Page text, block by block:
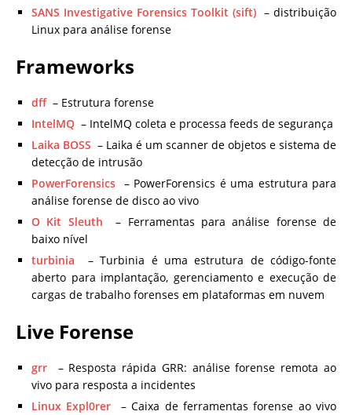
SANS Investigative Forensics Toolkit (sift) – distribuição
Linux para análise forense
Frameworks
dff– Estrutura forense
IntelMQ – IntelMQ coleta e processa feeds de segurança
Laika BOSS – Laika é um scanner de objetos e sistema de
detecção de intrusão
PowerForensics – PowerForensics é uma estrutura para
análise forense de disco ao vivo
O Kit Sleuth – Ferramentas para análise forense de
baixo nível
turbinia – Turbinia é uma estrutura de código-fonte
aberto para implantação, gerenciamento e execução de
cargas de trabalho forenses em plataformas em nuvem
Live Forense
grr – Resposta rápida GRR: análise forense remota ao
vivo para resposta a incidentes
Linux Expl0rer – Caixa de ferramentas forense ao vivo